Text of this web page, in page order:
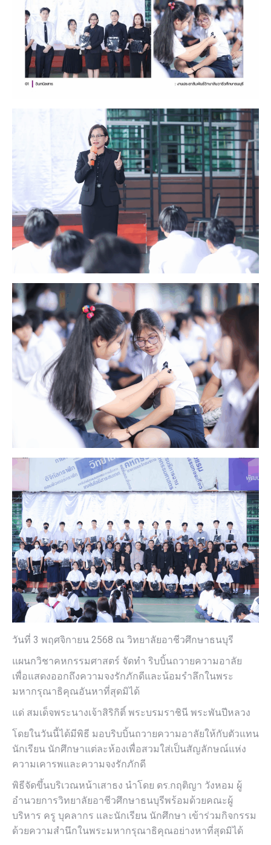
วันที่ 3 พฤศจิกายน 2568 ณ วิทยาลัยอาชีวศึกษาธนบุรี
แผนกวิชาคหกรรมศาสตร์ จัดทำ ริบบิ้นถวายความอาลัย
เพื่อแสดงออกถึงความจงรักภักดีและน้อมรำลึกในพระ
มหากรุณาธิคุณอันหาที่สุดมิได้
แด่ สมเด็จพระนางเจ้าสิริกิติ์ พระบรมราชินี พระพันปีหลวง
โดยในวันนี้ได้มีพิธี มอบริบบิ้นถวายความอาลัยให้กับตัวแทน
นักเรียน นักศึกษาแต่ละห้องเพื่อสวมใส่เป็นสัญลักษณ์แห่ง
ความเคารพและความจงรักภักดี
พิธีจัดขึ้นบริเวณหน้าเสาธง นำโดย ดร.กฤติญา วังหอม ผู้
อำนวยการวิทยาลัยอาชีวศึกษาธนบุรีพร้อมด้วยคณะผู้
บริหาร ครู บุคลากร และนักเรียน นักศึกษา เข้าร่วมกิจกรรม
ด้วยความสำนึกในพระมหากรุณาธิคุณอย่างหาที่สุดมิได้